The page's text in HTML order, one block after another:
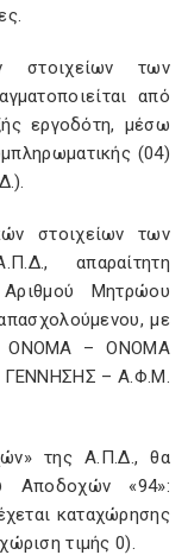
στοιχείων των
από
εργοδότη, μέσω
(04)
στοιχείων των
απαραίτητη
Μητρώου
με
– ΟΝΟΜΑ – ΟΝΟΜΑ
– Α.Φ.Μ.
της Α.Π.Δ., θα
Αποδοχών «94»:
καταχώρησης
τιμής 0).